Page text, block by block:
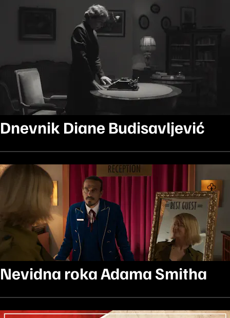
Dnevnik Diane Budisavljević
Nevidna roka Adama Smitha